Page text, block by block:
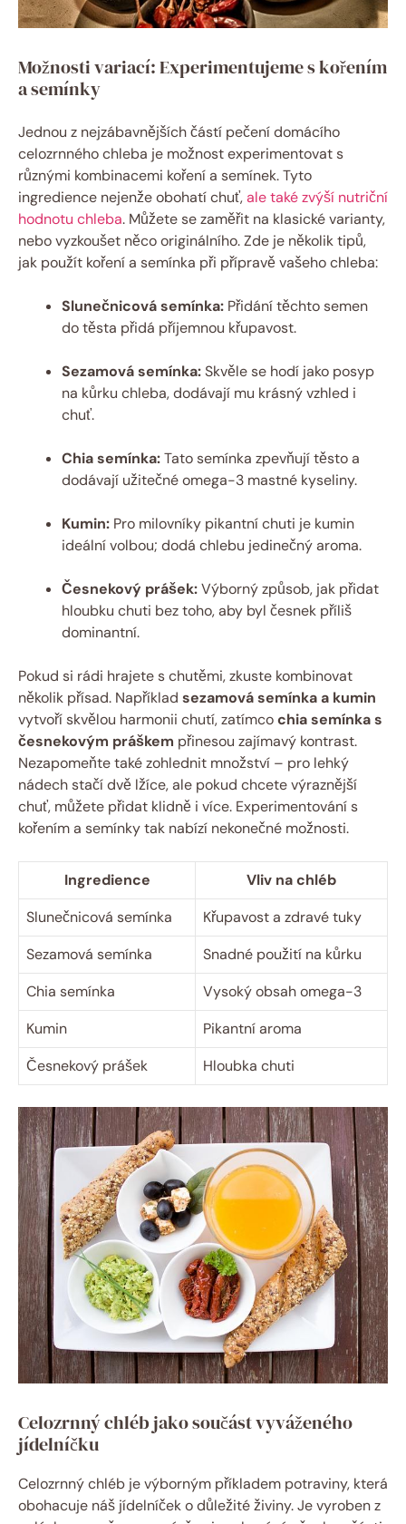
Možnosti variací: Experimentujeme s kořením
a semínky
Jednou z nejzábavnějších částí pečení domácího
celozrnného chleba je možnost experimentovat s
různými kombinacemi koření a semínek. Tyto
ingredience nejenže obohatí chuť,ale také zvýší nutriční
hodnotu chleba. Můžete se zaměřit na klasické varianty,
nebo vyzkoušet něco originálního. Zde je několik tipů,
jak použít koření a semínka při přípravě vašeho chleba:
Slunečnicová semínka: Přidání těchto semen
do těsta přidá příjemnou křupavost.
Sezamová semínka:Skvěle se hodí jako posyp
na kůrku chleba, dodávají mu krásný vzhled i
chuť.
Chia semínka:Tato semínka zpevňují těsto a
dodávají užitečné omega-3 mastné kyseliny.
Kumin: Pro milovníky pikantní chuti je kumin
ideální volbou; dodá chlebu jedinečný aroma.
Česnekový prášek:Výborný způsob, jak přidat
hloubku chuti bez toho, aby byl česnek příliš
dominantní.
Pokud si rádi hrajete s chutěmi, zkuste kombinovat
několik přísad. Například sezamová semínka a kumin
vytvoří skvělou harmonii chutí, zatímcochia semínka s
česnekovým práškem přinesou zajímavý kontrast.
Nezapomeňte také zohlednit množství – pro lehký
nádech stačí dvě lžíce, ale pokud chcete výraznější
chuť, můžete přidat klidně i více. Experimentování s
kořením a semínky tak nabízí nekonečné možnosti.
Ingredience
Vliv na chléb
Slunečnicová semínka
Křupavost a zdravé tuky
Sezamová semínka
Snadné použití na kůrku
Chia semínka
Vysoký obsah omega-3
Kumin
Pikantní aroma
Česnekový prášek
Hloubka chuti
Celozrnný chléb jako součást vyváženého
jídelníčku
Celozrnný chléb je výborným příkladem potraviny, která
obohacuje náš jídelníček o důležité živiny. Je vyroben z